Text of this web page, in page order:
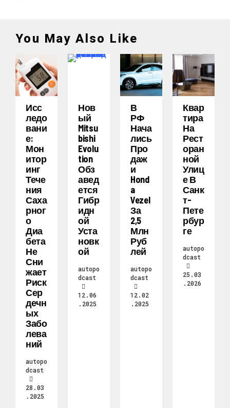
You May Also Like
Исс
Ледо
Вани
Е:
Мон
Итор
Инг
Тече
Ния
Саха
Рног
О
Диа
Бета
Не
Сни
Жает
Риск
Сер
Дечн
Ых
Забо
Лева
Ний
autopo
dcast
28.03
.2025
Нов
Ый
Mitsu
Bishi
Evolu
Tion
Обз
Авед
Ется
Гибр
Идн
Ой
Уста
Новк
Ой
autopo
dcast
12.06
.2025
В
РФ
Нача
Лись
Про
Даж
И
Hond
A
Vezel
За
2,5
Млн
Руб
Лей
autopo
dcast
12.02
.2025
Квар
Тира
На
Рест
Оран
Ной
Улиц
Е В
Санк
Т-
Пете
Рбур
Ге
autopo
dcast
25.03
.2026